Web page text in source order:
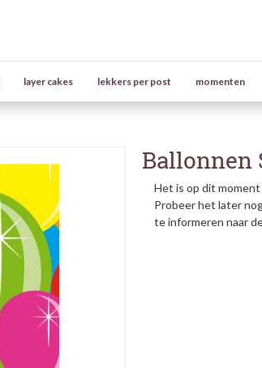
layer cakes lekkers per post momenten
Ballonnen
Het is op dit
Probeer het later
te informeren naar